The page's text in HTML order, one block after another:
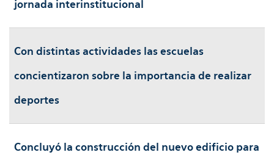
jornada interinstitucional
Con distintas actividades las escuelas
concientizaron sobre la importancia de realizar
deportes
Concluyó la construcción del nuevo edificio para